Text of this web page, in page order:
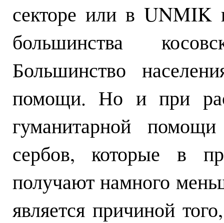
секторе или в UNMIK
большинства
Большинство
помощи. Но и при
гуманитарной
сербов, которые в
получают намного
является причиной